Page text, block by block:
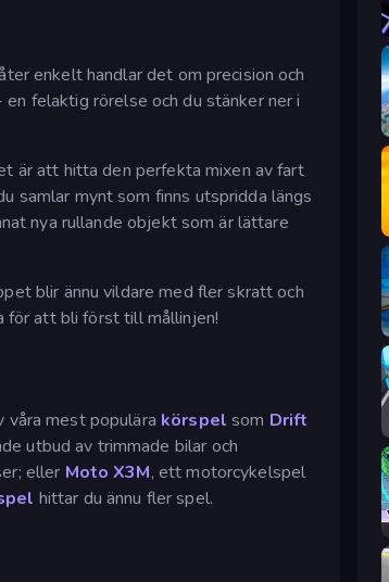
enkelt handlar det om precision och
felaktig rörelse och du stänker ner i
är att hitta den perfekta mixen av fart
samlar mynt som finns utspridda längs
nya rullande objekt som är lättare
blir ännu vildare med fler skratt och
för att bli först till mållinjen!
våra mest populära körspelsom Drift
utbud av trimmade bilar och
eller Moto X3M, ett motorcykelspel
hittar du ännu fler spel.